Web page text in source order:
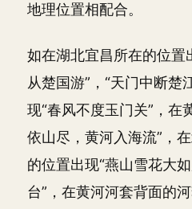
地理位置相配合。
如在湖北宜昌所在的位置
从楚国游”，“天门中断楚
现“春风不度玉门关”，在
依山尽，黄河入海流”，
的位置出现“燕山雪花大
台”，在黄河河套背面的